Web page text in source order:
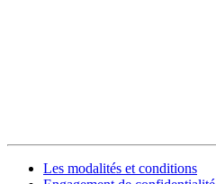
Les modalités et conditions